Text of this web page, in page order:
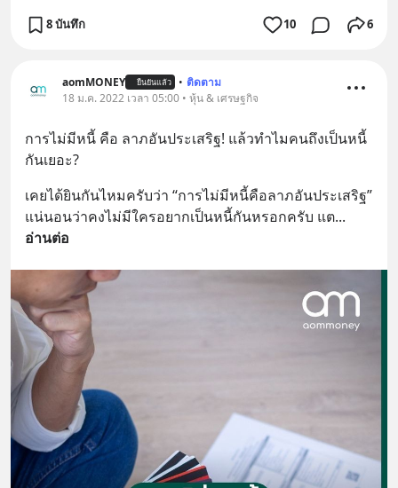
8 บันทึก 10 6
aomMONEY ยืนยันแล้ว • ติดตาม
18 ม.ค. 2022 เวลา 05:00 • หุ้น & เศรษฐกิจ
การไม่มีหนี้ คือ ลาภอันประเสริฐ! แล้วทำไมคนถึงเป็นหนี้
กันเยอะ?
เคยได้ยินกันไหมครับว่า “การไม่มีหนี้คือลาภอันประเสริฐ”
แน่นอนว่าคงไม่มีใครอยากเป็นหนี้กันหรอกครับ แต
อ่านต่อ